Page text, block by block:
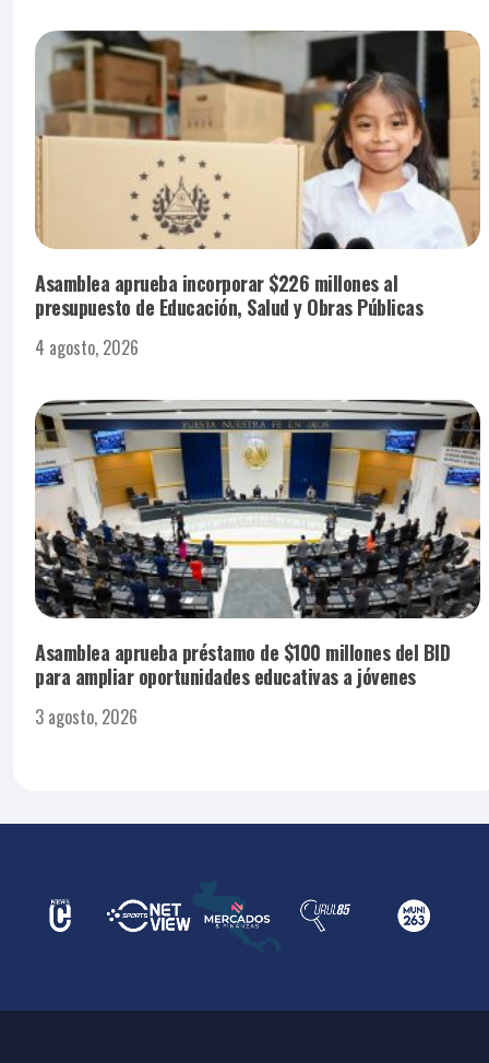
Asamblea aprueba incorporar $226 millones al
presupuesto de Educación, Salud y Obras Públicas
4 agosto, 2026
Asamblea aprueba préstamo de $100 millones del BID
para ampliar oportunidades educativas a jóvenes
3 agosto, 2026